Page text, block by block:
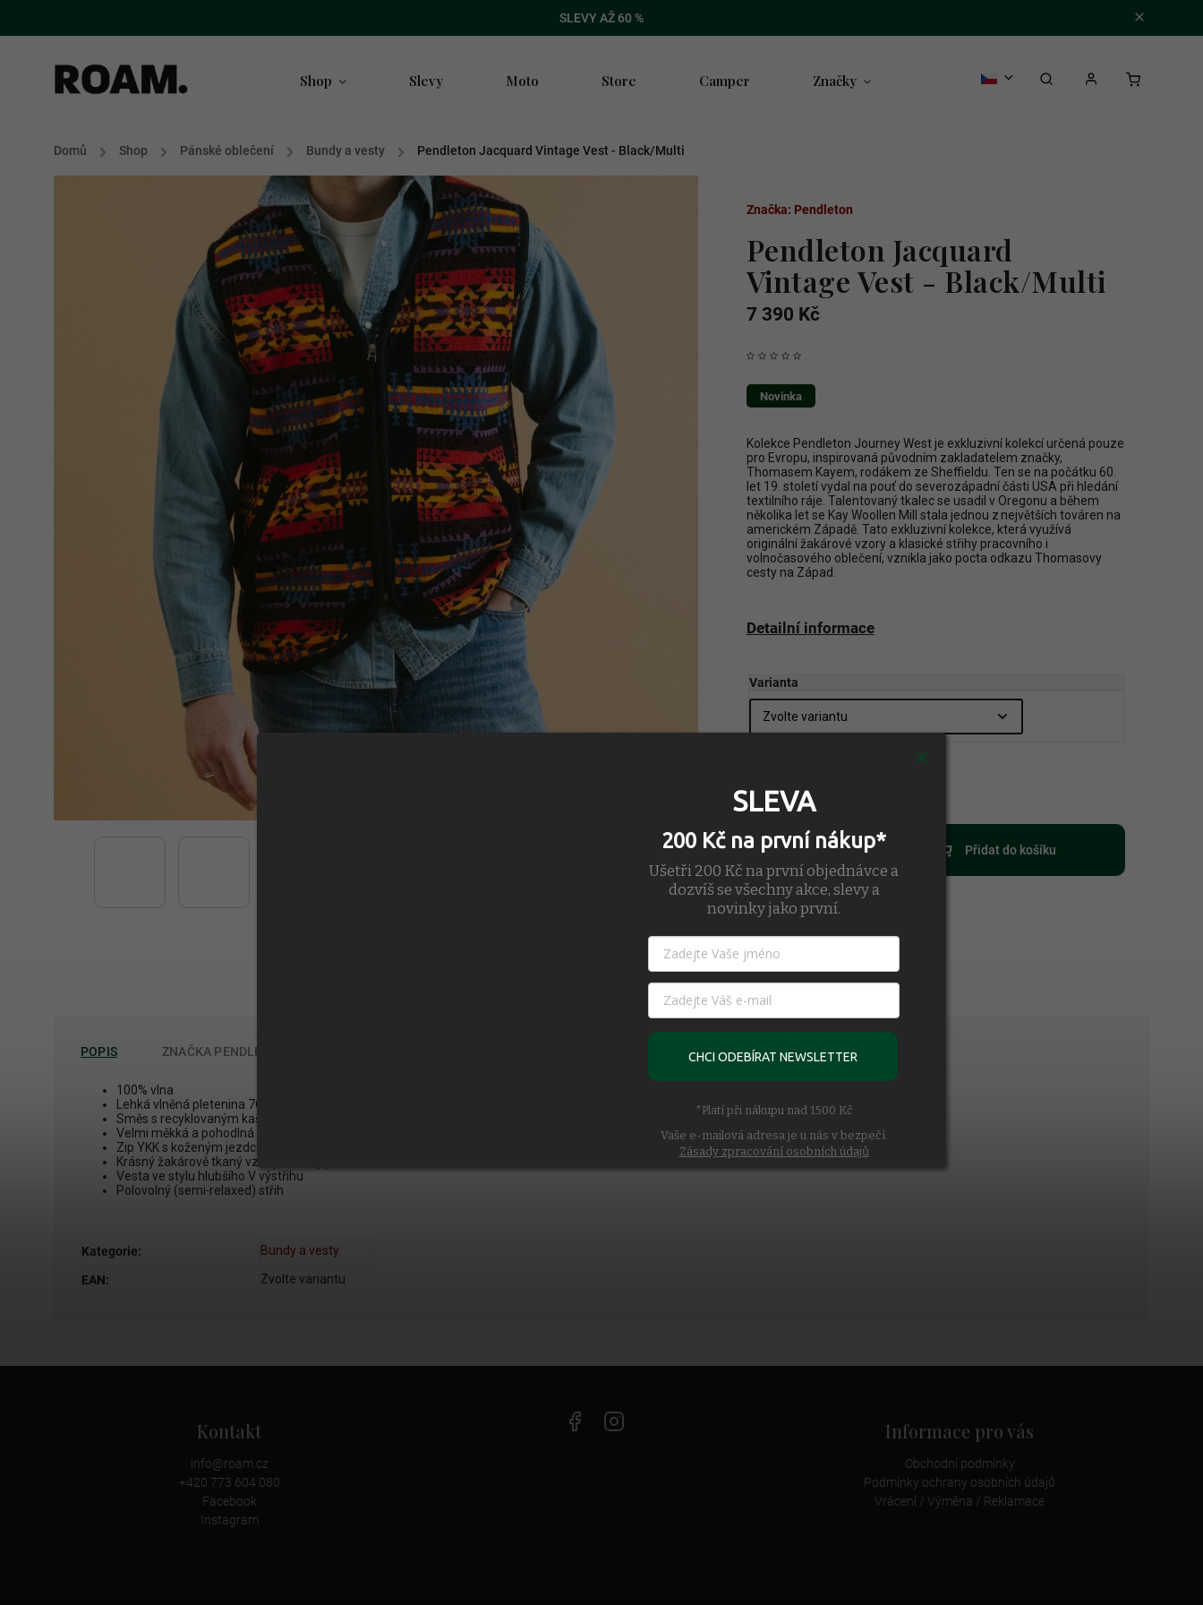
SLEVY AŽ 60 %
Shop Slevy Moto Store Camper Značky
Domů / Shop / Pánské oblečení / Bundy a vesty / Pendleton Jacquard Vintage Vest - Black/Multi
Pendleton Jacquard
Vintage Vest - Black/Multi
7 390 Kč
Novinka
Kolekce Pendleton Journey West je exkluzivní kolekcí určená pouze
pro Evropu, inspirovaná původním zakladatelem značky,
Thomasem Kayem, rodákem ze Sheffieldu. Ten se na počátku 60.
let 19. století vydal na pouť do severozápadní části USA při hledání
textilního ráje. Talentovaný tkalec se usadil v Oregonu a během
několika let se Kay Woollen Mill stala jednou z největších továren na
americkém Západě. Tato exkluzivní kolekce, která využívá
originální žakárové vzory a klasické střihy pracovního i
volnočasového oblečení, vznikla jako pocta odkazu Thomasovy
cesty na Západ.
Detailní informace
Značka: Pendleton
Varianta
Přidat do košíku
POPIS ZNAČKA PENDLETON
100% vlna
Lehká vlněná pletenina 7GG
Směs s recyklovaným kašmírem v tělové části
Velmi měkká a pohodlná
Zip YKK s koženým jezdcem
Krásný žakárově tkaný vzor převzatý přímo z archivů Pendleton
Vesta ve stylu hlubšího V výstřihu
Polovolný (semi‑relaxed) střih
Kategorie: Bundy a vesty
EAN: Zvolte variantu
Kontakt
info@roam.cz
+420 773 604 080
Facebook
Instagram
Informace pro vás
Obchodní podmínky
Podmínky ochrany osobních údajů
Vrácení / Výměna / Reklamace
SLEVA
200 Kč na první nákup*
Ušetři 200 Kč na první objednávce a
dozvíš se všechny akce, slevy a
novinky jako první.
CHCI ODEBÍRAT NEWSLETTER
*Platí při nákupu nad 1500 Kč
Vaše e-mailová adresa je u nás v bezpečí.
Zásady zpracování osobních údajů